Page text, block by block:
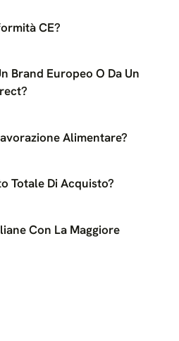
CE?
Brand Europeo O Da Un
Alimentare?
Totale Di Acquisto?
Con La Maggiore